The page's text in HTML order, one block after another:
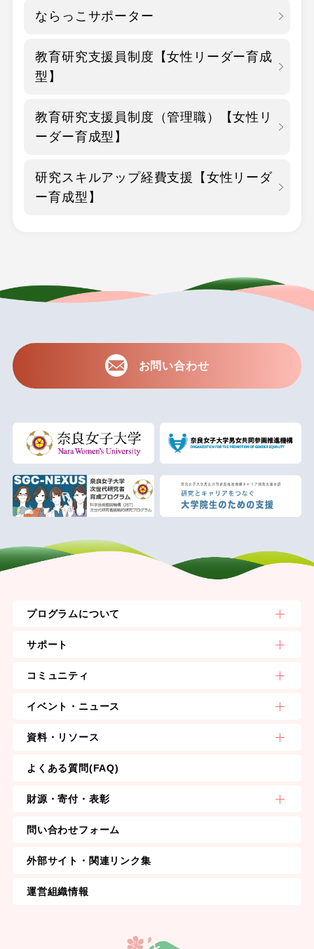
ならっこサポーター
教育研究支援員制度 【女性リーダー育成
型】
教育研究支援員制度 （管理職）
【女性リ
ーダー育成型】
研究スキルアップ経費支援
【女性リーダ
ー育成型】
お問い合わせ
プログラムについて
サポート
コミュニティ
イベント・ニュース
資料・リソース
よくある質問(FAQ)
財源・寄付・表彰
問い合わせフォーム
外部サイト・関連リンク集
運営組織情報